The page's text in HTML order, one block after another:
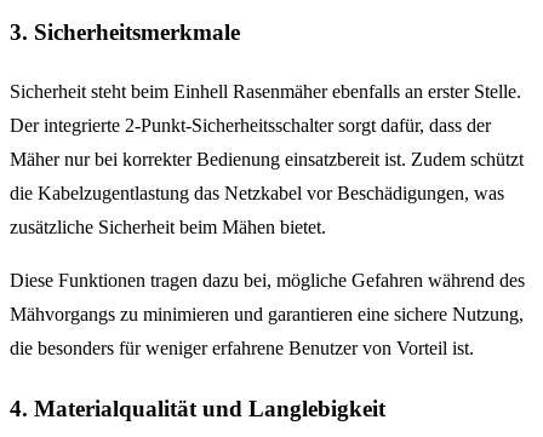
3. Sicherheitsmerkmale
Sicherheit steht beim Einhell Rasenmäher ebenfalls an erster Stelle.
Der integrierte 2-Punkt-Sicherheitsschalter sorgt dafür, dass der
Mäher nur bei korrekter Bedienung einsatzbereit ist. Zudem schützt
die Kabelzugentlastung das Netzkabel vor Beschädigungen, was
zusätzliche Sicherheit beim Mähen bietet.
Diese Funktionen tragen dazu bei, mögliche Gefahren während des
Mähvorgangs zu minimieren und garantieren eine sichere Nutzung,
die besonders für weniger erfahrene Benutzer von Vorteil ist.
4. Materialqualität und Langlebigkeit